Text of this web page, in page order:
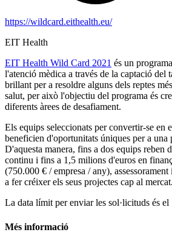
https://wildcard.eithealth.eu/
EIT Health
EIT Health Wild Card 2021 és un
l'atenció mèdica a través de la captació del
brillant per a resoldre alguns dels reptes
salut, per això l'objectiu del programa és
diferents àrees de desafiament.
Els equips seleccionats per convertir-se en
beneficien d'oportunitats úniques per a una
D'aquesta manera, fins a dos equips reben
continu i fins a 1,5 milions d'euros en
(750.000 € / empresa / any), assessorament
a fer créixer els seus projectes cap al mercat.
La data límit per enviar les sol·licituds és el
Més informació